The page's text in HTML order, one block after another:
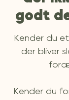
godt
Kender du
der bliver
Kender du